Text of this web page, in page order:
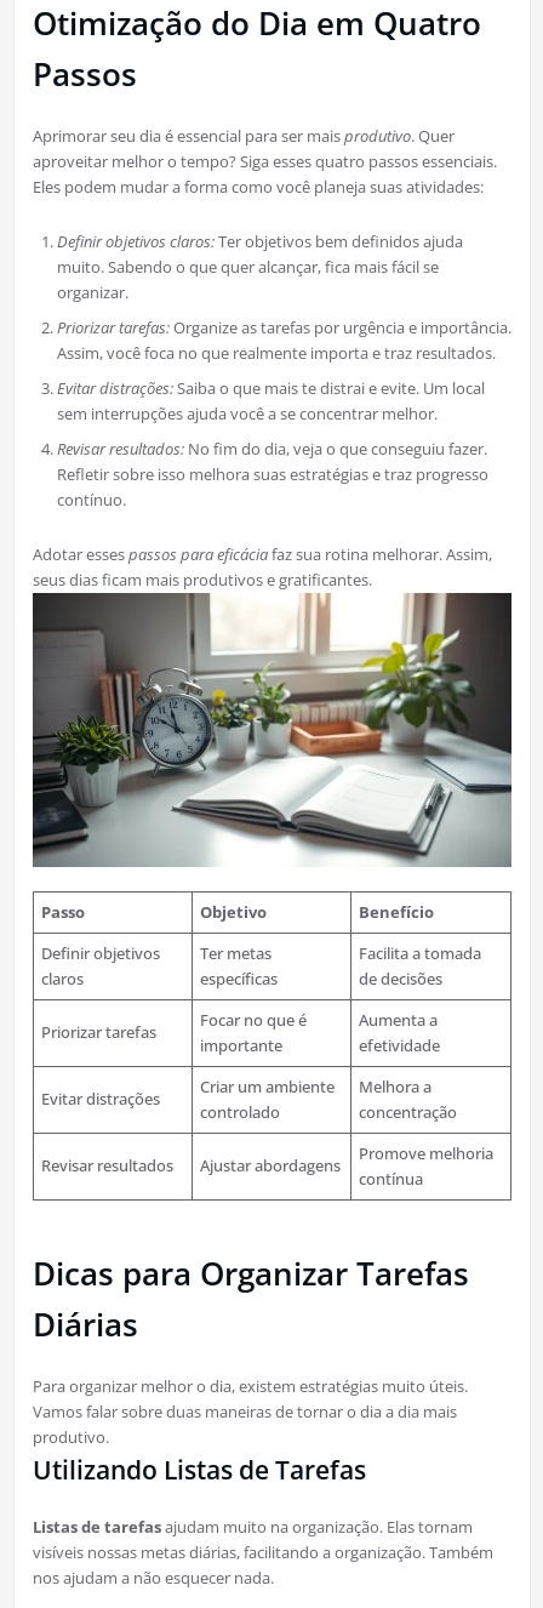
Otimização do Dia em Quatro
Passos
Aprimorar seu dia é essencial para ser maisprodutivo. Quer
aproveitar melhor o tempo? Siga esses quatro passos essenciais.
Eles podem mudar a forma como você planeja suas atividades:
Definir objetivos claros:Ter objetivos bem definidos ajuda
muito. Sabendo o que quer alcançar, fica mais fácil se
organizar.
Priorizar tarefas:Organize as tarefas por urgência e importância.
Assim, você foca no que realmente importa e traz resultados.
Evitar distrações:Saiba o que mais te distrai e evite. Um local
sem interrupções ajuda você a se concentrar melhor.
Revisar resultados:No fim do dia, veja o que conseguiu fazer.
Refletir sobre isso melhora suas estratégias e traz progresso
contínuo.
Adotar essespassos para eficáciafaz sua rotina melhorar. Assim,
seus dias ficam mais produtivos e gratificantes.
Passo Objetivo
Benefício
Definir objetivos
claros
Ter metas
específicas
Facilita a tomada
de decisões
Priorizar tarefas
Focar no que é
importante
Aumenta a
efetividade
Evitar distrações
Criar um ambiente
controlado
Melhora a
concentração
Revisar resultados Ajustar abordagens
Promove melhoria
contínua
Dicas para Organizar Tarefas
Diárias
Para organizar melhor o dia, existem estratégias muito úteis.
Vamos falar sobre duas maneiras de tornar o dia a dia mais
produtivo.
Utilizando Listas de Tarefas
Listas de tarefasajudam muito na organização. Elas tornam
visíveis nossas metas diárias, facilitando a organização. Também
nos ajudam a não esquecer nada.